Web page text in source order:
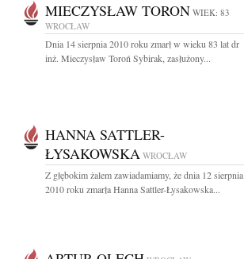
MIECZYSŁAW TORON WIEK: 83
WROCŁAW
Dnia 14 sierpnia 2010 roku zmarł w wieku 83 lat dr
inż. Mieczysław Toroń Sybirak, zasłużony...
HANNA SATTLER-
ŁYSAKOWSKA WROCŁAW
Z głębokim żalem zawiadamiamy, że dnia 12 sierpnia
2010 roku zmarła Hanna Sattler-Łysakowska...